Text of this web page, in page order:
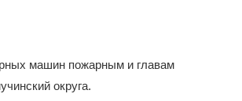
машин пожарным и главам
округа.